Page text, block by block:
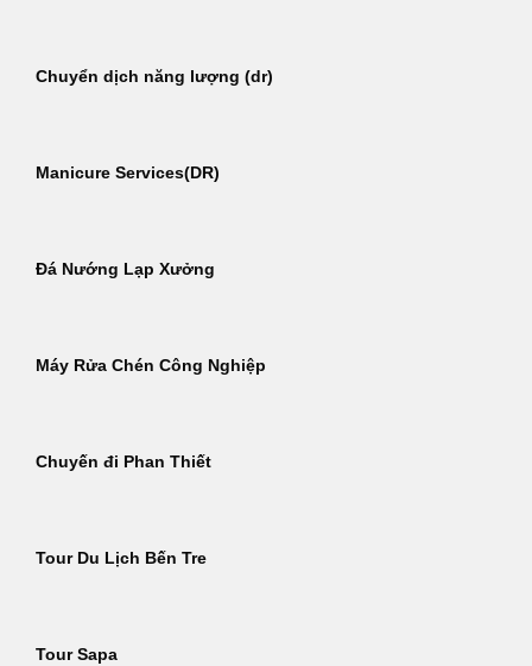
Chuyển dịch năng lượng (dr)
Manicure Services(DR)
Đá Nướng Lạp Xưởng
Máy Rửa Chén Công Nghiệp
Chuyến đi Phan Thiết
Tour Du Lịch Bến Tre
Tour Sapa